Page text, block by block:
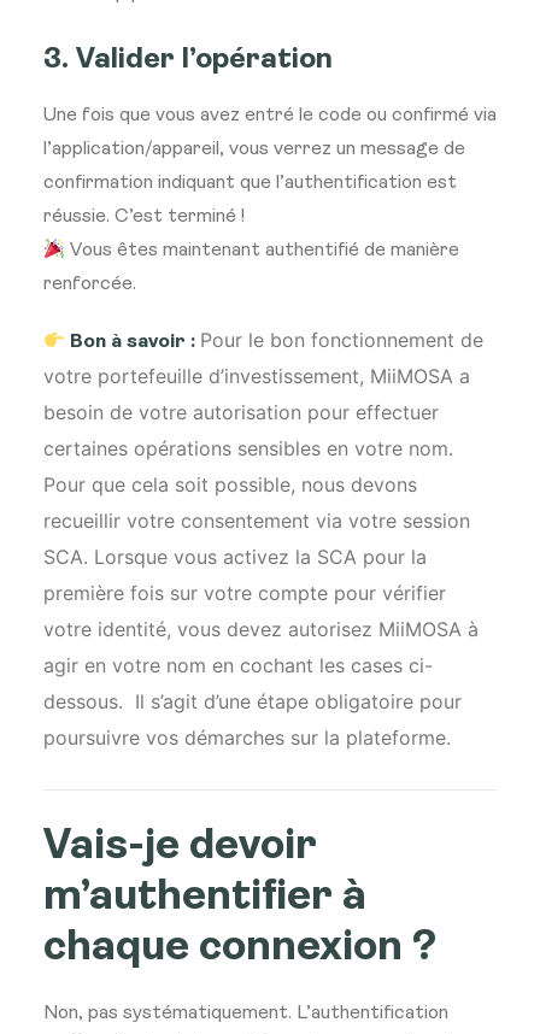
3. Valider l’opération
Une fois que vous avez entré le code ou confirmé via
l’application/appareil, vous verrez un message de
confirmation indiquant que l’authentification est
réussie. C’est terminé !
Vous êtes maintenant authentifié de manière
renforcée.
Bon à savoir : Pour le bon fonctionnement de
votre portefeuille d’investissement, MiiMOSA a
besoin de votre autorisation pour effectuer
certaines opérations sensibles en votre nom.
Pour que cela soit possible, nous devons
recueillir votre consentement via votre session
SCA. Lorsque vous activez la SCA pour la
première fois sur votre compte pour vérifier
votre identité, vous devez autorisez MiiMOSA à
agir en votre nom en cochant les cases ci-
dessous. Il s’agit d’une étape obligatoire pour
poursuivre vos démarches sur la plateforme.
Vais-je devoir
m’authentifier à
chaque connexion ?
Non, pas systématiquement. L’authentification